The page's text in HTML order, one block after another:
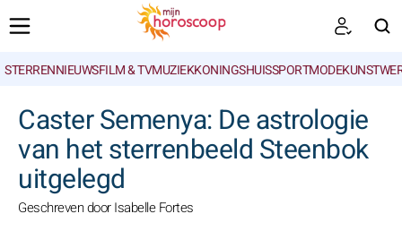
STERRENNIEUWSFILM & TVMUZIEKKONINGSHUISSPORTMODE
Caster Semenya: De astrologie
van het sterrenbeeld Steenbok
uitgelegd
Geschreven door Isabelle Fortes